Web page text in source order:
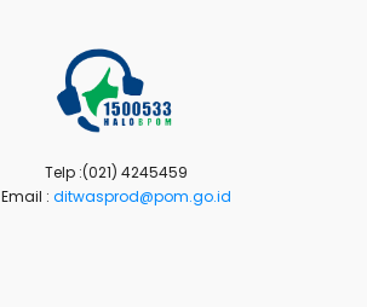
Telp :(021) 4245459
Email : ditwasprod@pom.go.id